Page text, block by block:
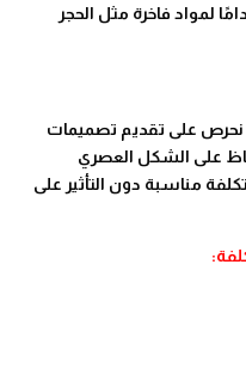
لمواد فاخرة مثل الحجر
نحرص على تقديم تصميمات
على الشكل العصري
مناسبة دون التأثير على